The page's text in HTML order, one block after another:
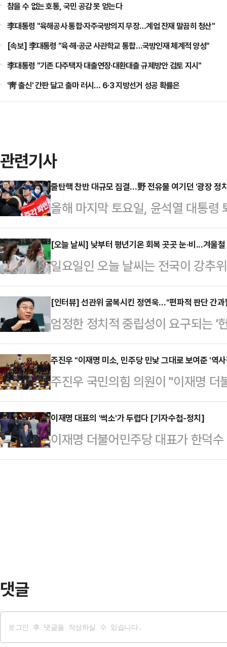
참을 수 없는 호통, 국민 공감 못 얻는다
李대통령 "육해공사 통합·자주국방의지 무장…계엄 잔재 말끔히 청산"
[속보] 李대통령 "육·해·공군 사관학교 통합…국방인재 체계적 양성"
李대통령 "기존 다주택자 대출연장·대환대출 규제방안 검토 지시"
'靑 출신' 간판 달고 출마 러시… 6·3 지방선거 성공 확률은
관련기사
줄탄핵 찬반 대규모 집결…野 전유물 여기던 '광장 정
올해 마지막 토요일, 윤석열 대통령
서 대규모 인파가 운집했다. 윤 대
비슷한 규모로 집계되면서, 더불어
중대기로에 놓였다는 관측이다.특
퇴진 비상행동'은 28일 오후 4시부
대통령의 퇴진을 촉구하는 집회를
참가할 것으로 예상했는데, 경찰
량으로 집계됐…
[오늘 날씨] 낮부터 평년기온 회복 곳곳 눈·비...겨울
일요일인 오늘 날씨는 전국이 강추
을 되찾겠다. 아침까지 충남권과 전
상된다.기상청은 "중부 내륙을 중
바람도 강하게 불어 춥겠다"라며 "
겠고 빙판길과 도로 살얼음이 나타
남, 전북에는 눈 1㎝ 안팎 또는 비
안 이어진 추위는 이날부터 평년(
회복하며 …
[인터뷰] 선관위 굴복시킨 정연욱…"편파적 판단 간과
엄정한 정치적 중립성이 요구되는 '
편파성 및 표현의 자유 침해 논란에
민의힘 의원들을 향한 비판 현수막
다!' 문구의 현수막은 게시 불허 판
열 대통령의 탄핵 인용과 조기 대선
주당 대표가 출마할 가능성까지 고
선거법상 사전선거운동에 해당한
정연욱 국민의힘 의원…
주진우 "이재명 미소, 민주당 민낯 그대로 보여준 '역
주진우 국민의힘 의원이 "이재명
민낯을 그대로 국민 앞에 보여준 '
28일 자신의 SNS에서 "무너지는
정과 이재명 민주당 대표의 득의양
다.앞서 이재명 대표는 지난 27일
이재명 대표의 '썩소'가 두렵다 [기자수첩-정치]
이재명 더불어민주당 대표가 한덕
렸다. 이 나라는 대통령 권한대행의
댓글